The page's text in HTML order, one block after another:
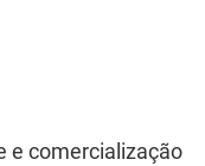
e comercialização